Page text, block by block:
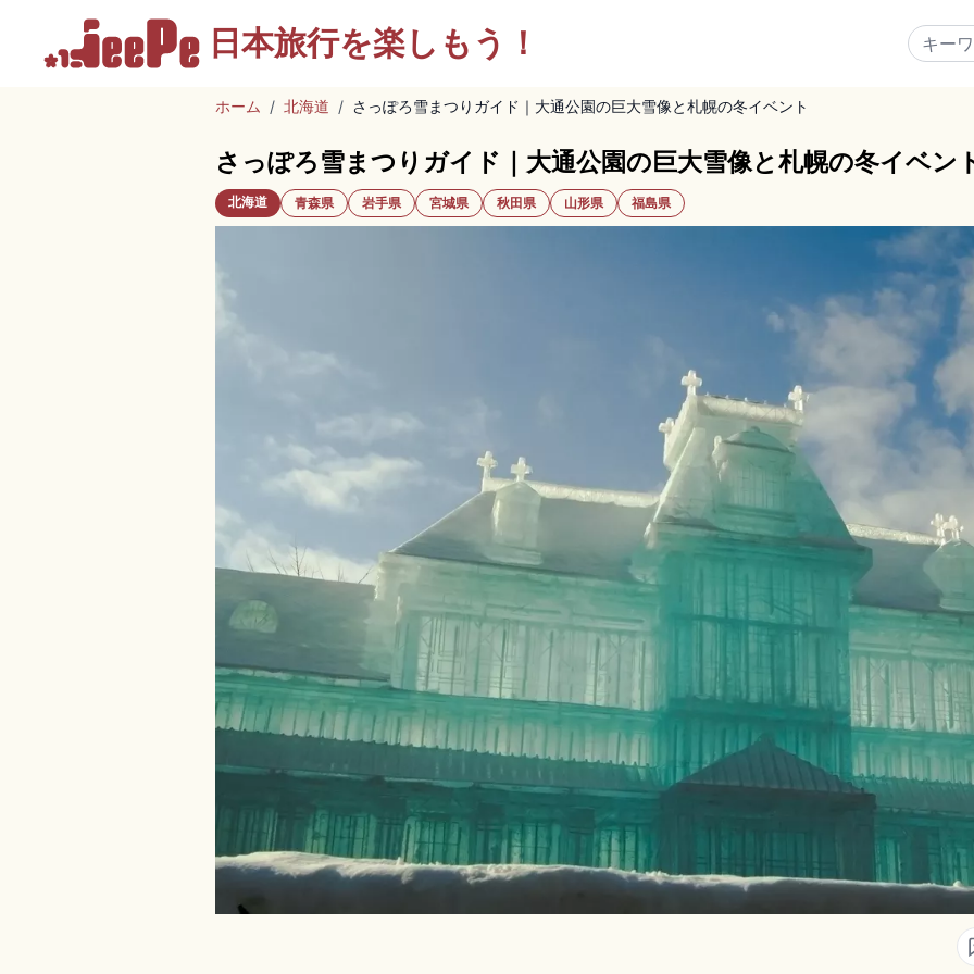
日本旅行を楽しもう！
ホーム / 北海道 / さっぽろ雪まつりガイド｜大通公園の巨大雪像と札幌の冬イベント
さっぽろ雪まつりガイド｜大通公園の巨大雪像と札幌の冬イベン
北海道 青森県 岩手県 宮城県 秋田県 山形県 福島県